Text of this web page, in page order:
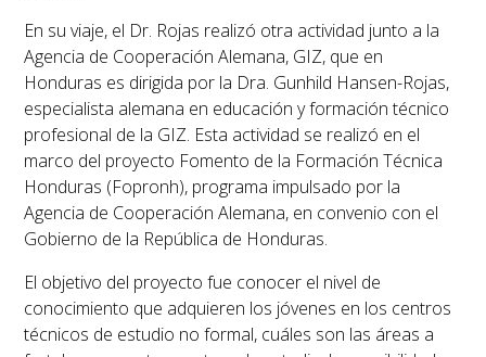
En su viaje, el Dr. Rojas realizó otra actividad junto a la
Agencia de Cooperación Alemana, GIZ, que en
Honduras es dirigida por la Dra. Gunhild Hansen-Rojas,
especialista alemana en educación y formación técnico
profesional de la GIZ. Esta actividad se realizó en el
marco del proyecto Fomento de la Formación Técnica
Honduras (Fopronh), programa impulsado por la
Agencia de Cooperación Alemana, en convenio con el
Gobierno de la República de Honduras.
El objetivo del proyecto fue conocer el nivel de
conocimiento que adquieren los jóvenes en los centros
técnicos de estudio no formal, cuáles son las áreas a